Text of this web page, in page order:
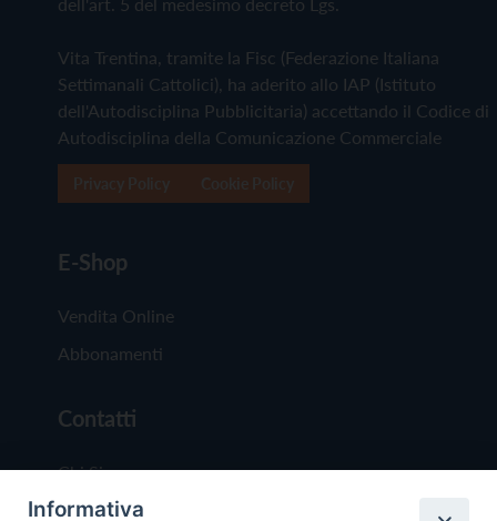
Vita Trentina, tramite la Fisc (Federazione Italiana
Settimanali Cattolici), ha aderito allo IAP (Istituto
dell'Autodisciplina Pubblicitaria) accettando il Codice di
Autodisciplina della Comunicazione Commerciale
E-Shop
Vendita Online
Abbonamenti
Contatti
Chi Siamo
Redazione
Informativa